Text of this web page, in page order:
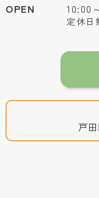
OPEN
10:00
定休
戸